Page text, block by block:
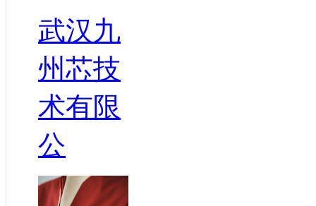
武汉九
州芯技
术有限
公